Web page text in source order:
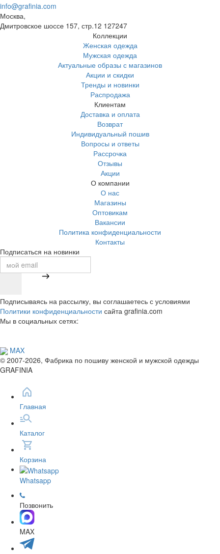
info@grafinia.com
Москва,
Дмитровское шоссе 157, стр.12 127247
Коллекции
Женская одежда
Мужская одежда
Актуальные образы с магазинов
Акции и скидки
Тренды и новинки
Распродажа
Клиентам
Доставка и оплата
Возврат
Индивидуальный пошив
Вопросы и ответы
Рассрочка
Отзывы
Акции
О компании
О нас
Магазины
Оптовикам
Вакансии
Политика конфиденциальности
Контакты
Подписаться на новинки
Подписываясь на рассылку, вы соглашаетесь с условиями
Политики конфиденциальности сайта grafinia.com
Мы в социальных сетях:
MAX
© 2007-2026, Фабрика по пошиву женской и мужской одежды
GRAFINIA
Главная
Каталог
Корзина
Whatsapp
Позвонить
MAX